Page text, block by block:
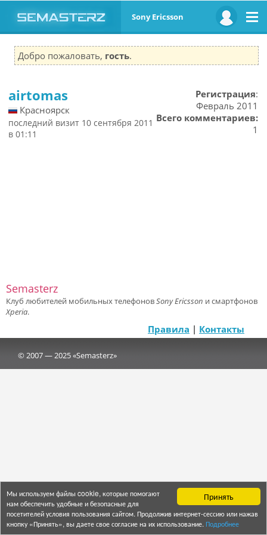
Принять
Мы используем файлы cookie, которые помогают
нам обеспечить удобные и безопасные для
посетителей условия пользования сайтом. Продолжив интернет-сессию или нажав
кнопку «Принять», вы даете свое согласие на их использование. Подробнее
Sony Ericsson
Добро пожаловать, гость.
airtomas
Красноярск
последний визит 10 сентября 2011
в 01:11
Регистрация:
Февраль 2011
Всего комментариев:
1
Semasterz
Клуб любителей мобильных телефоновSony Ericsson и смартфонов
Xperia.
Правила | Контакты
© 2007 — 2025 «Semasterz»